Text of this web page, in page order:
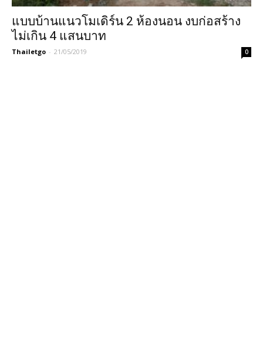
แบบบ้านแนวโมเดิร์น 2 ห้องนอน งบก่อสร้าง
ไม่เกิน 4 แสนบาท
Thailetgo - 21/05/2019 0